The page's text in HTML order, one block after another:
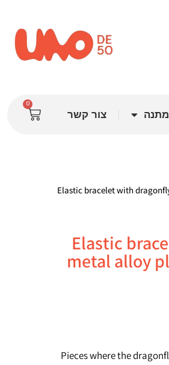
0
צור קשר
/ Elastic bracelet with
Elastic
metal alloy
Pieces where the